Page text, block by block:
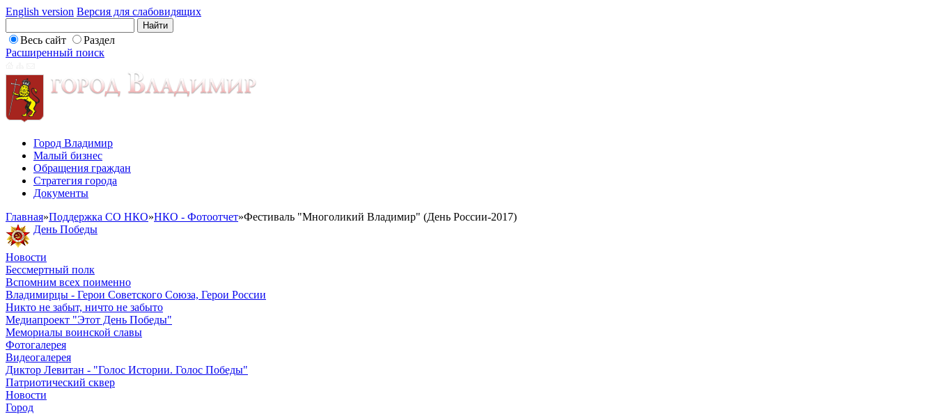
English version Версия для слабовидящих
Весь сайт
Раздел
Расширенный поиск
Город Владимир
Малый бизнес
Обращения граждан
Стратегия города
Документы
Главная»Поддержка СО НКО»НКО - Фотоотчет»Фестиваль "Многоликий Владимир" (День России-2017)
День Победы
Новости
Бессмертный полк
Вспомним всех поименно
Владимирцы - Герои Советского Союза, Герои России
Никто не забыт, ничто не забыто
Медиапроект "Этот День Победы"
Мемориалы воинской славы
Фотогалерея
Видеогалерея
Диктор Левитан - "Голос Истории. Голос Победы"
Патриотический сквер
Новости
Город